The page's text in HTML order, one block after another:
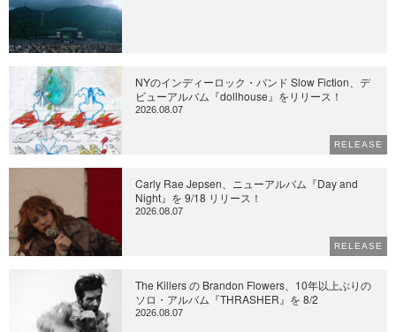
NYのインディーロック・バンド Slow Fiction、デ
ビューアルバム『dollhouse』をリリース！
2026.08.07
RELEASE
Carly Rae Jepsen、ニューアルバム『Day and
Night』を 9/18 リリース！
2026.08.07
RELEASE
The Killers の Brandon Flowers、10年以上ぶりの
ソロ・アルバム『THRASHER』を 8/2
2026.08.07